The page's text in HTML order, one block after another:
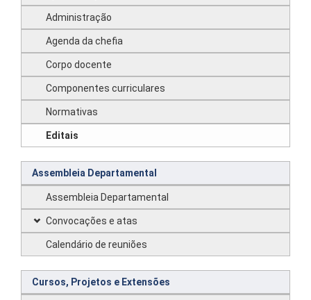
Administração
Agenda da chefia
Corpo docente
Componentes curriculares
Normativas
Editais
Assembleia Departamental
Assembleia Departamental
Convocações e atas
Calendário de reuniões
Cursos, Projetos e Extensões